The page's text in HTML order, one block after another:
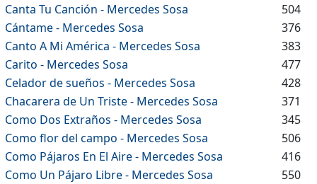
Canta Tu Canción - Mercedes Sosa
504
Cántame - Mercedes Sosa
376
Canto A Mi América - Mercedes Sosa
383
Carito - Mercedes Sosa
477
Celador de sueños - Mercedes Sosa
428
Chacarera de Un Triste - Mercedes Sosa
371
Como Dos Extraños - Mercedes Sosa
345
Como flor del campo - Mercedes Sosa
506
Como Pájaros En El Aire - Mercedes Sosa
416
Como Un Pájaro Libre - Mercedes Sosa
550